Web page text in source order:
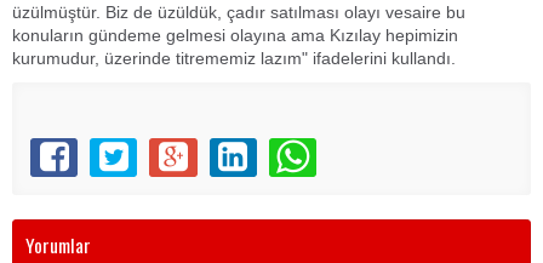
üzülmüştür. Biz de üzüldük, çadır satılması olayı vesaire bu
konuların gündeme gelmesi olayına ama Kızılay hepimizin
kurumudur, üzerinde titrememiz lazım" ifadelerini kullandı.
Yorumlar